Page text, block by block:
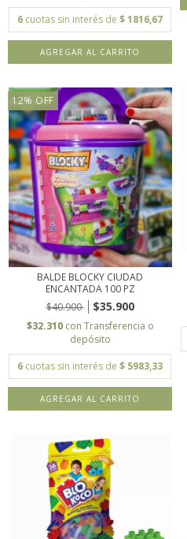
6 cuotas sin interés de $ 1816,67
12% OFF
BALDE BLOCKY CIUDAD
ENCANTADA 100 PZ
$40.900
$35.900
$32.310 con Transferencia o
depósito
6 cuotas sin interés de $ 5983,33